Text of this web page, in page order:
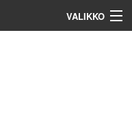
VALIKKO